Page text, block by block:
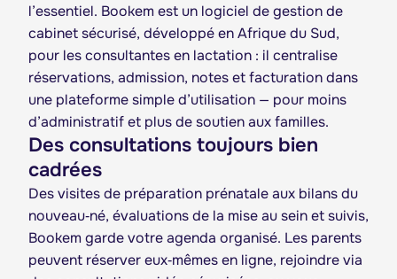
l’essentiel. Bookem est un logiciel de gestion de
cabinet sécurisé, développé en Afrique du Sud,
pour les consultantes en lactation : il centralise
réservations, admission, notes et facturation dans
une plateforme simple d’utilisation — pour moins
d’administratif et plus de soutien aux familles.
Des consultations toujours bien
cadrées
Des visites de préparation prénatale aux bilans du
nouveau‑né, évaluations de la mise au sein et suivis,
Bookem garde votre agenda organisé. Les parents
peuvent réserver eux‑mêmes en ligne, rejoindre via